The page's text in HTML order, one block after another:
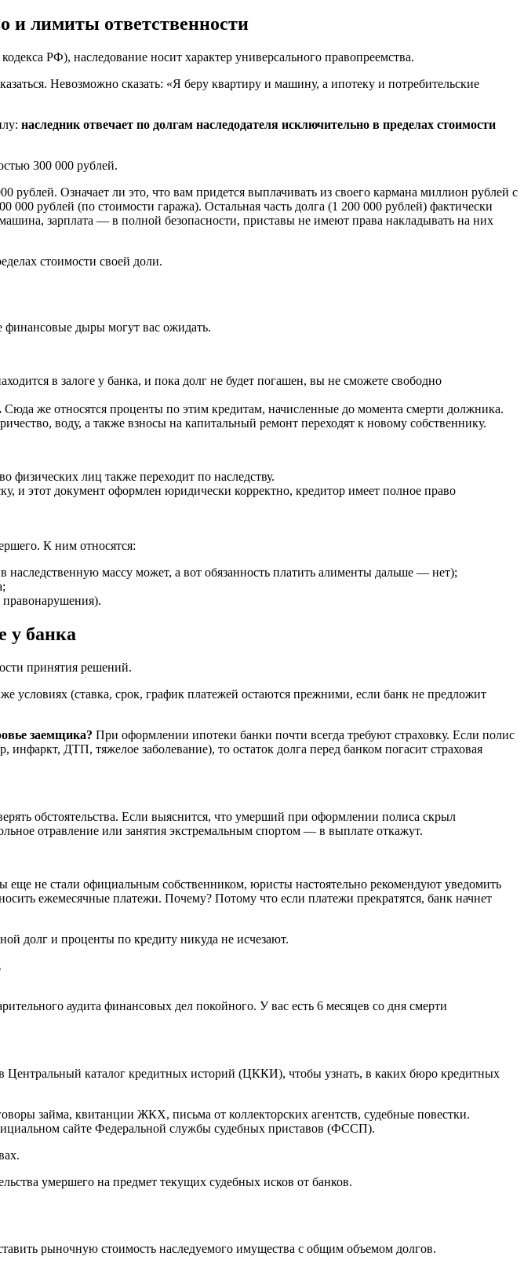
и лимиты ответственности
РФ), наследование носит характер универсального правопреемства.
Невозможно сказать: «Я беру квартиру и машину, а ипотеку и потребительские
наследник отвечает по долгам наследодателя исключительно в пределах стоимости
300 000 рублей.
Означает ли это, что вам придется выплачивать из своего кармана миллион рублей с
рублей (по стоимости гаража). Остальная часть долга (1 200 000 рублей) фактически
зарплата — в полной безопасности, приставы не имеют права накладывать на них
стоимости своей доли.
финансовые дыры могут вас ожидать.
в залоге у банка, и пока долг не будет погашен, вы не сможете свободно
Сюда же относятся проценты по этим кредитам, начисленные до момента смерти должника.
воду, а также взносы на капитальный ремонт переходят к новому собственнику.
лиц также переходит по наследству.
и этот документ оформлен юридически корректно, кредитор имеет полное право
К ним относятся:
наследственную массу может, а вот обязанность платить алименты дальше — нет);
у банка
принятия решений.
условиях (ставка, срок, график платежей остаются прежними, если банк не предложит
заемщика? При оформлении ипотеки банки почти всегда требуют страховку. Если полис
ДТП, тяжелое заболевание), то остаток долга перед банком погасит страховая
обстоятельства. Если выяснится, что умерший при оформлении полиса скрыл
отравление или занятия экстремальным спортом — в выплате откажут.
еще не стали официальным собственником, юристы настоятельно рекомендуют уведомить
ежемесячные платежи. Почему? Потому что если платежи прекратятся, банк начнет
долг и проценты по кредиту никуда не исчезают.
аудита финансовых дел покойного. У вас есть 6 месяцев со дня смерти
Центральный каталог кредитных историй (ЦККИ), чтобы узнать, в каких бюро кредитных
займа, квитанции ЖКХ, письма от коллекторских агентств, судебные повестки.
сайте Федеральной службы судебных приставов (ФССП).
умершего на предмет текущих судебных исков от банков.
рыночную стоимость наследуемого имущества с общим объемом долгов.